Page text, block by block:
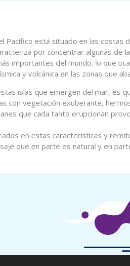
Pacífico está situado en las costas
por concentrar algunas de
importantes del mundo, lo que
y volcánica en las zonas que
islas que emergen del mar, es
con vegetación exuberante,
que cada tanto erupcionan
en estas características y
que en parte es natural y en